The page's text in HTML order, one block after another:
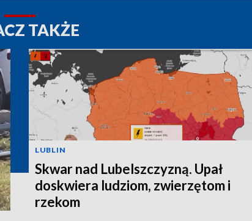
TAKŻE
LUBLIN
Skwar nad Lubelszczyzną. Upał
doskwiera ludziom, zwierzętom i
rzekom